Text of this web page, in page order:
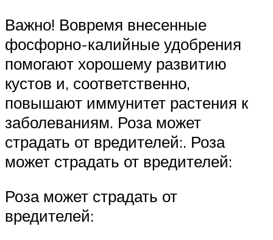
Важно! Вовремя внесенные
фосфорно-калийные удобрения
помогают хорошему развитию
кустов и, соответственно,
повышают иммунитет растения к
заболеваниям. Роза может
страдать от вредителей:. Роза
может страдать от вредителей:
Роза может страдать от
вредителей: